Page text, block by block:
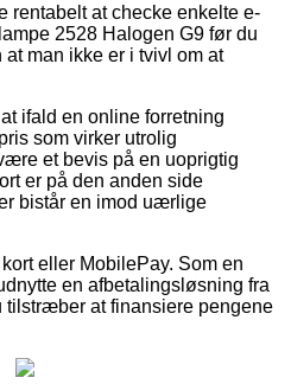
rentabelt at checke enkelte e-
2528 Halogen G9 før du
man ikke er i tvivl om at
ifald en online forretning
som virker utrolig
et bevis på en uoprigtig
er på den anden side
bistår en imod uærlige
eller MobilePay. Som en
en afbetalingsløsning fra
tilstræber at finansiere pengene